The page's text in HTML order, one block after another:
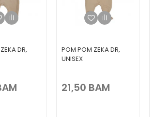
DR,
POM POM ZEKA DR,
UNISEX
21,50 BAM